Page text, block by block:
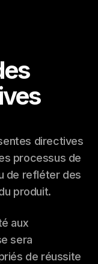
directives
processus de
de refléter des
produit.
aux
sera
de réussite